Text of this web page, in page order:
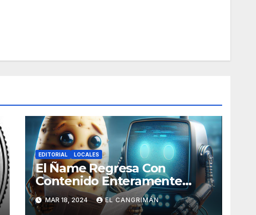
EDITORIAL LOCALES
El Ñame Regresa Con
Contenido Enteramente
Generado Por Inteligencia
Artificial
MAR 18, 2024 EL CANGRIMÁN